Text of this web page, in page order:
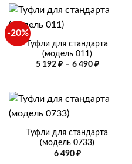
6
-20%
Туфли для стандарта
(модель 011)
5 192 ₽ – 6 490 ₽Диапазон
6
Туфли для стандарта
(модель 0733)
6 490 ₽